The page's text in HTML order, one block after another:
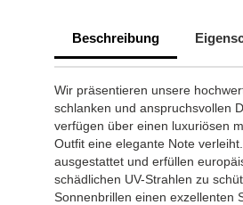
Beschreibung
Wir präsentieren unsere
schlanken und anspruchsvollen
verfügen über einen luxuriösen
Outfit eine elegante Note
ausgestattet und erfüllen
schädlichen UV-Strahlen zu
Sonnenbrillen einen exzellenten